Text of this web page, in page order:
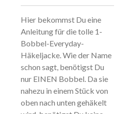
Hier bekommst Du eine
Anleitung für die tolle 1-
Bobbel-Everyday-
Häkeljacke. Wie der Name
schon sagt, benötigst Du
nur EINEN Bobbel. Da sie
nahezu in einem Stück von
oben nach unten gehäkelt